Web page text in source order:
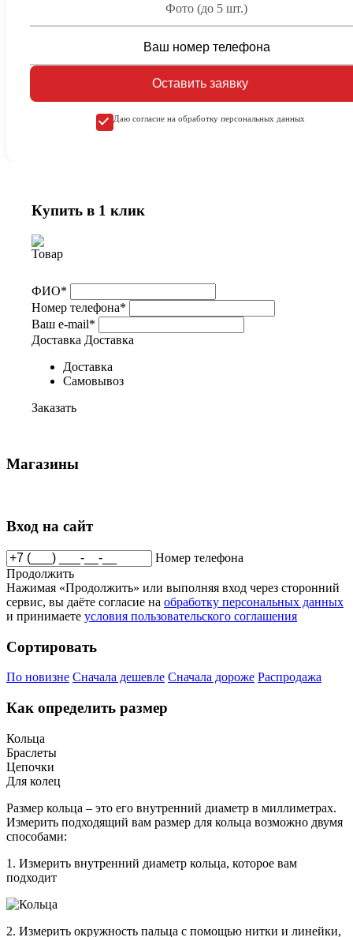
Фото (до 5 шт.)
Оставить заявку
Даю согласие на обработку персональных данных
Купить в 1 клик
ФИО*
Номер телефона*
Ваш e-mail*
Доставка Доставка
Доставка
Самовывоз
Заказать
Магазины
Вход на сайт
Номер телефона
Продолжить
Нажимая «Продолжить» или выполняя вход через сторонний
сервис, вы даёте согласие на обработку персональных данных
и принимаете условия пользовательского соглашения
Сортировать
По новизне Сначала дешевле Сначала дороже Распродажа
Как определить размер
Кольца
Браслеты
Цепочки
Для колец
Размер кольца – это его внутренний диаметр в миллиметрах.
Измерить подходящий вам размер для кольца возможно двумя
способами:
1. Измерить внутренний диаметр кольца, которое вам
подходит
2. Измерить окружность пальца с помощью нитки и линейки,